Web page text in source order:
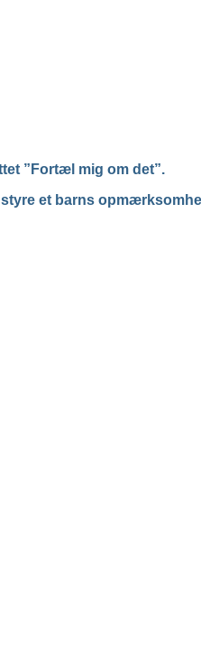
”Fortæl mig om det”.
et barns